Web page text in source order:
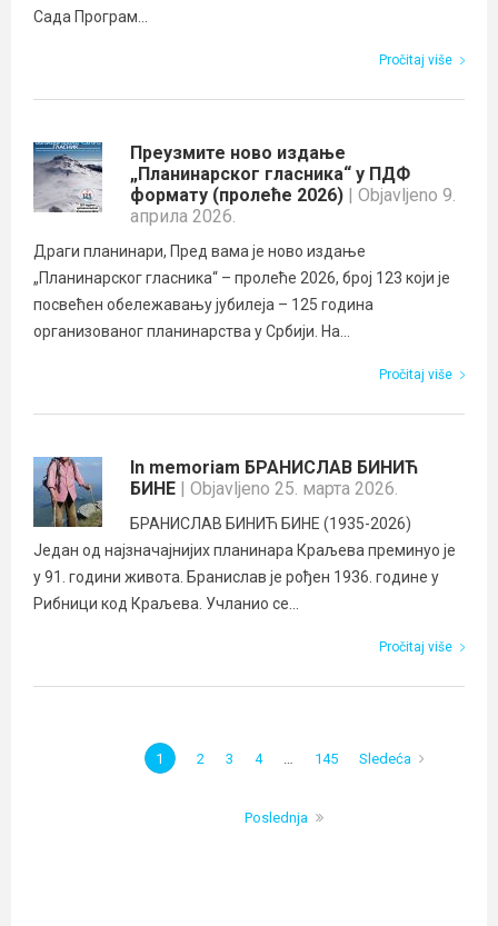
Сада Програм...
Pročitaj više
Преузмите ново издање
„Планинарског гласника“ у ПДФ
формату (пролеће 2026) | Objavljeno 9.
априла 2026.
Драги планинари, Пред вама је ново издање
„Планинарског гласника“ – пролеће 2026, број 123 који је
посвећен обележавању јубилеја – 125 година
организованог планинарства у Србији. На...
Pročitaj više
In memoriam БРАНИСЛАВ БИНИЋ
БИНЕ | Objavljeno 25. марта 2026.
БРАНИСЛАВ БИНИЋ БИНЕ (1935-2026)
Један од најзначајнијих планинара Краљева преминуо је
у 91. години живота. Бранислав је рођен 1936. године у
Рибници код Краљева. Учланио се...
Pročitaj više
1 2 3 4 … 145 Sledeća
Poslednja